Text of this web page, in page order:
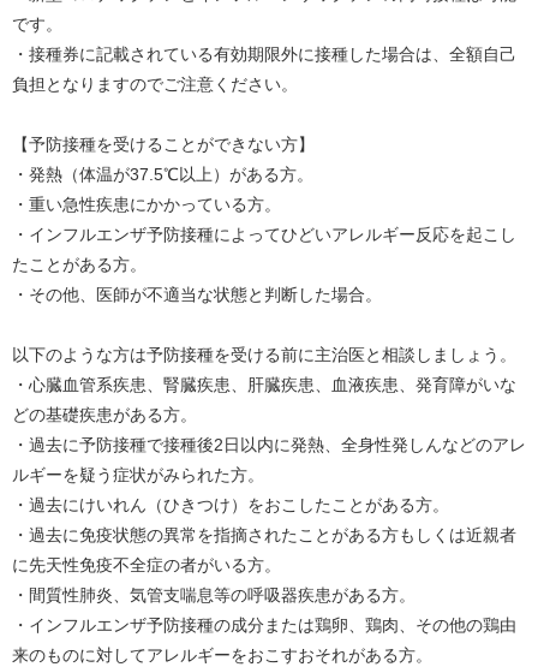
です。
・接種券に記載されている有効期限外に接種した場合は、全額自己
負担となりますのでご注意ください。
【予防接種を受けることができない方】
・発熱（体温が37.5℃以上）がある方。
・重い急性疾患にかかっている方。
・インフルエンザ予防接種によってひどいアレルギー反応を起こし
たことがある方。
・その他、医師が不適当な状態と判断した場合。
以下のような方は予防接種を受ける前に主治医と相談しましょう。
・心臓血管系疾患、腎臓疾患、肝臓疾患、血液疾患、発育障がいな
どの基礎疾患がある方。
・過去に予防接種で接種後2日以内に発熱、全身性発しんなどのアレ
ルギーを疑う症状がみられた方。
・過去にけいれん（ひきつけ）をおこしたことがある方。
・過去に免疫状態の異常を指摘されたことがある方もしくは近親者
に先天性免疫不全症の者がいる方。
・間質性肺炎、気管支喘息等の呼吸器疾患がある方。
・インフルエンザ予防接種の成分または鶏卵、鶏肉、その他の鶏由
来のものに対してアレルギーをおこすおそれがある方。